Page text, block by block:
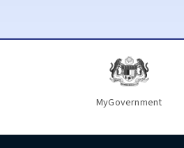
MyGovernment